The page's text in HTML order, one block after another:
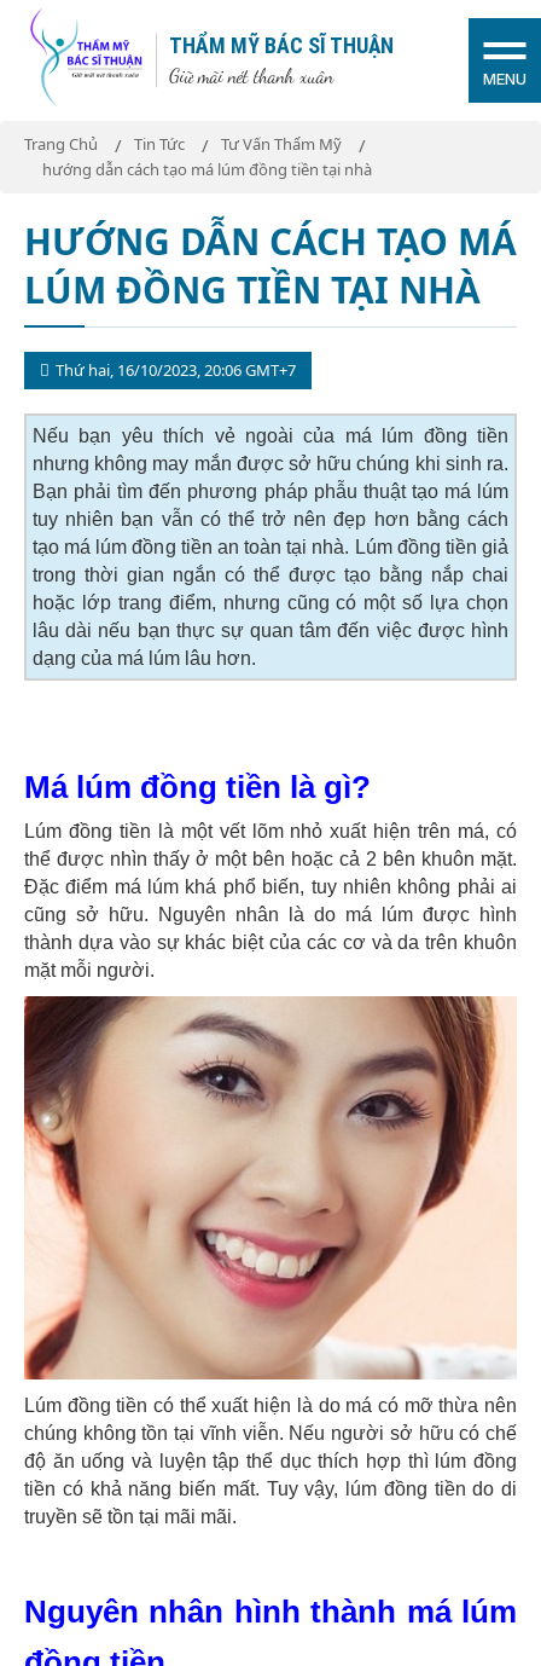
THẨM MỸ BÁC SĨ THUẬN
Giữ mãi nét thanh xuân MENU
Trang Chủ Tin Tức
Tư Vấn Thẩm Mỹ
hướng dẫn cách tạo má lúm đồng tiền tại nhà
HƯỚNG DẪN CÁCH TẠO MÁ
LÚM ĐỒNG TIỀN TẠI NHÀ
Thứ hai, 16/10/2023, 20:06 GMT+7
Nếu bạn yêu thích vẻ ngoài của má lúm đồng tiền
nhưng không may mắn được sở hữu chúng khi sinh ra.
Bạn phải tìm đến phương pháp phẫu thuật tạo má lúm
tuy nhiên bạn vẫn có thể trở nên đẹp hơn bằng cách
tạo má lúm đồng tiền an toàn tại nhà. Lúm đồng tiền giả
trong thời gian ngắn có thể được tạo bằng nắp chai
hoặc lớp trang điểm, nhưng cũng có một số lựa chọn
lâu dài nếu bạn thực sự quan tâm đến việc được hình
dạng của má lúm lâu hơn.
Má lúm đồng tiền là gì?
Lúm đồng tiền là một vết lõm nhỏ xuất hiện trên má, có
thể được nhìn thấy ở một bên hoặc cả 2 bên khuôn mặt.
Đặc điểm má lúm khá phổ biến, tuy nhiên không phải ai
cũng sở hữu. Nguyên nhân là do má lúm được hình
thành dựa vào sự khác biệt của các cơ và da trên khuôn
mặt mỗi người.
Lúm đồng tiền có thể xuất hiện là do má có mỡ thừa nên
chúng không tồn tại vĩnh viễn. Nếu người sở hữu có chế
độ ăn uống và luyện tập thể dục thích hợp thì lúm đồng
tiền có khả năng biến mất. Tuy vậy, lúm đồng tiền do di
truyền sẽ tồn tại mãi mãi.
Nguyên nhân hình thành má lúm